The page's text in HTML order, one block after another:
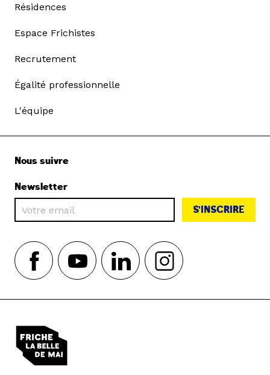
Résidences
Espace Frichistes
Recrutement
Égalité professionnelle
L'équipe
Nous suivre
Newsletter
S'INSCRIRE